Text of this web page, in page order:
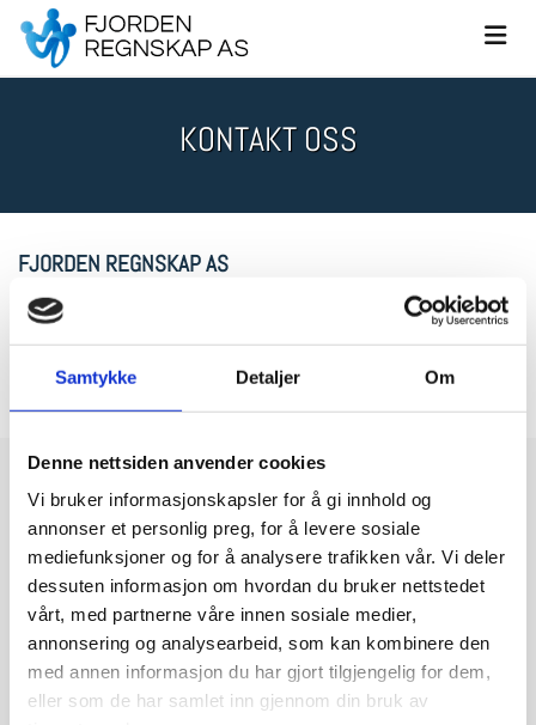
Samtykke Detaljer Om
Denne nettsiden anvender cookies
Vi bruker informasjonskapsler for å gi innhold og
annonser et personlig preg, for å levere sosiale
mediefunksjoner og for å analysere trafikken vår. Vi deler
dessuten informasjon om hvordan du bruker nettstedet
vårt, med partnerne våre innen sosiale medier,
annonsering og analysearbeid, som kan kombinere den
med annen informasjon du har gjort tilgjengelig for dem,
eller som de har samlet inn gjennom din bruk av
KONTAKT OSS
FJORDEN REGNSKAP AS
Livegen 26,
907 32 115
TELEFON*
E-POST*